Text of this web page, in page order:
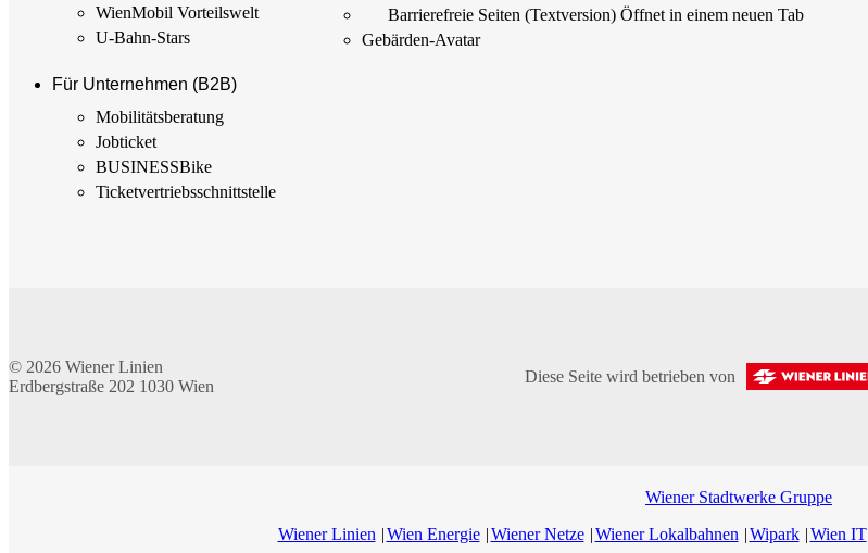
WienMobil Vorteilswelt
U-Bahn-Stars
Barrierefreie Seiten (Textversion)Öffnet in einem neuen Tab
Gebärden-Avatar
Für Unternehmen (B2B)
Mobilitäts­beratung
Jobticket
BUSINESSBike
Ticketvertriebs­schnittstelle
© 2026 Wiener Linien
Erdbergstraße 202 1030 Wien
Diese Seite wird betrieben von
Wiener Stadtwerke Gruppe
Wiener Linien
Wien Energie Wiener Netze Wiener Lokalbahnen Wipark Wien IT